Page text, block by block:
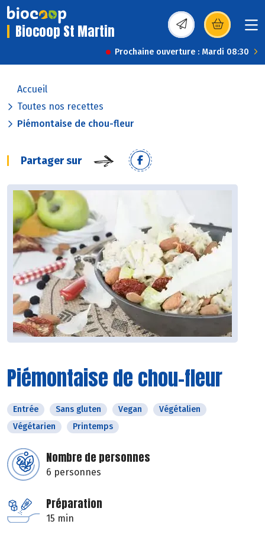
Biocoop St Martin (s’ouvre dans une
Prochaine ouverture : Mardi 08:30
Accueil
Toutes nos recettes
Piémontaise de chou-fleur
Partager sur
Piémontaise de chou-fleur
Entrée Sans gluten Vegan
Végétalien
Végétarien
Printemps
Nombre de personnes
6 personnes
Préparation
15 min